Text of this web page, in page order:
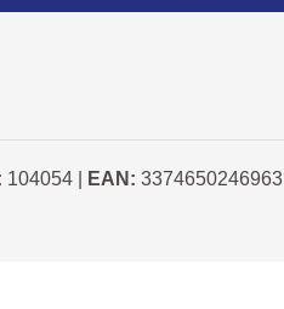
104054 EAN: 3374650246963